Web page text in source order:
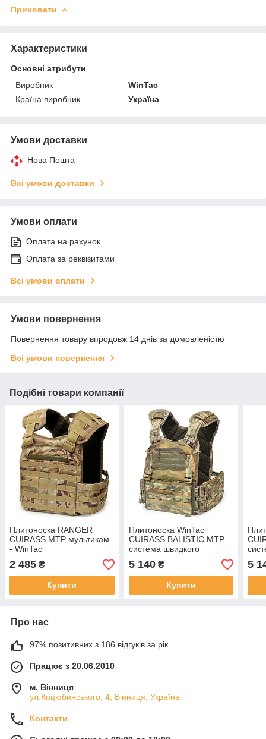
Приховати
Характеристики
Основні атрибути
Виробник
WinTac
Країна виробник
Україна
Умови доставки
Нова Пошта
Всі умови доставки
Умови оплати
Оплата на рахунок
Оплата за реквізитами
Всі умови оплати
Умови повернення
Повернення товару впродовж 14 днів за домовленістю
Всі умови повернення
Подібні товари компанії
Плитоноска RANGER
CUIRASS MTP мультикам
- WinTac
2 485 ₴
Купити
Плитоноска WinTac
CUIRASS BALISTIC MТР
система швидкого
скидання мультикам
5 140₴
Купити
5
Про нас
97% позитивних з 186 відгуків за рік
Працює з 20.06.2010
м. Вінниця
ул.Коцюбинського, 4, Вінниця, Україна
Контакти